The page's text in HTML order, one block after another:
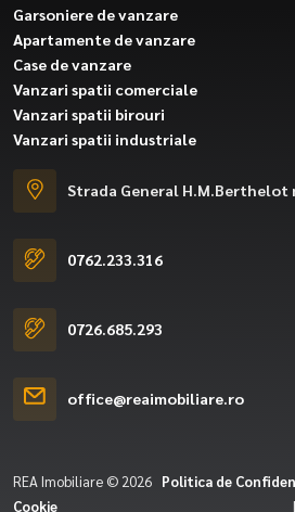
Garsoniere de vanzare
Apartamente de vanzare
Case de vanzare
Vanzari spatii comerciale
Vanzari spatii birouri
Vanzari spatii industriale
Strada General H.M.Berthelot
0762.233.316
0726.685.293
office@reaimobiliare.ro
REA Imobiliare © 2026 Politica de
Cookie